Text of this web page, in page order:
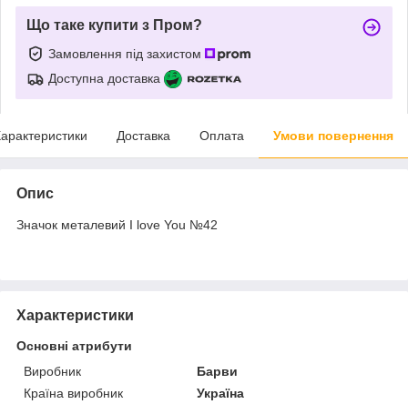
Що таке купити з Пром?
Замовлення під захистом
Доступна доставка
Доставка Оплата Умови повернення
Опис
Значок металевий I love You №42
Характеристики
Основні атрибути
Виробник
Барви
Країна виробник
Україна